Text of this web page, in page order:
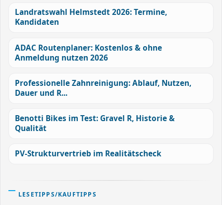
Landratswahl Helmstedt 2026: Termine,
Kandidaten
ADAC Routenplaner: Kostenlos & ohne
Anmeldung nutzen 2026
Professionelle Zahnreinigung: Ablauf, Nutzen,
Dauer und R...
Benotti Bikes im Test: Gravel R, Historie &
Qualität
PV-Strukturvertrieb im Realitätscheck
LESETIPPS/KAUFTIPPS